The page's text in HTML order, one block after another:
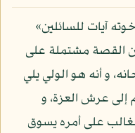
آيات للسائلين»
القصة مشتملة على
و أنه هو الولي يلي
إلى عرش العزة، و
على أمره يسوق